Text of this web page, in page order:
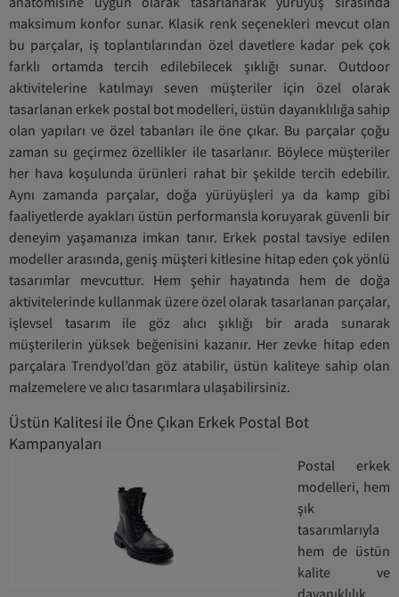
maksimum konfor sunar. Klasik renk seçenekleri mevcut olan
bu parçalar, iş toplantılarından özel davetlere kadar pek çok
farklı ortamda tercih edilebilecek şıklığı sunar. Outdoor
aktivitelerine katılmayı seven müşteriler için özel olarak
tasarlanan erkek postal bot modelleri, üstün dayanıklılığa sahip
olan yapıları ve özel tabanları ile öne çıkar. Bu parçalar çoğu
zaman su geçirmez özellikler ile tasarlanır. Böylece müşteriler
her hava koşulunda ürünleri rahat bir şekilde tercih edebilir.
Aynı zamanda parçalar, doğa yürüyüşleri ya da kamp gibi
faaliyetlerde ayakları üstün performansla koruyarak güvenli bir
deneyim yaşamanıza imkan tanır. Erkek postal tavsiye edilen
modeller arasında, geniş müşteri kitlesine hitap eden çok yönlü
tasarımlar mevcuttur. Hem şehir hayatında hem de doğa
aktivitelerinde kullanmak üzere özel olarak tasarlanan parçalar,
işlevsel tasarım ile göz alıcı şıklığı bir arada sunarak
müşterilerin yüksek beğenisini kazanır. Her zevke hitap eden
parçalara Trendyol’dan göz atabilir, üstün kaliteye sahip olan
malzemelere ve alıcı tasarımlara ulaşabilirsiniz.
Üstün Kalitesi ile Öne Çıkan Erkek Postal Bot
Kampanyaları
Postal erkek
modelleri, hem
şık
tasarımlarıyla
hem de üstün
kalite ve
dayanıklılık